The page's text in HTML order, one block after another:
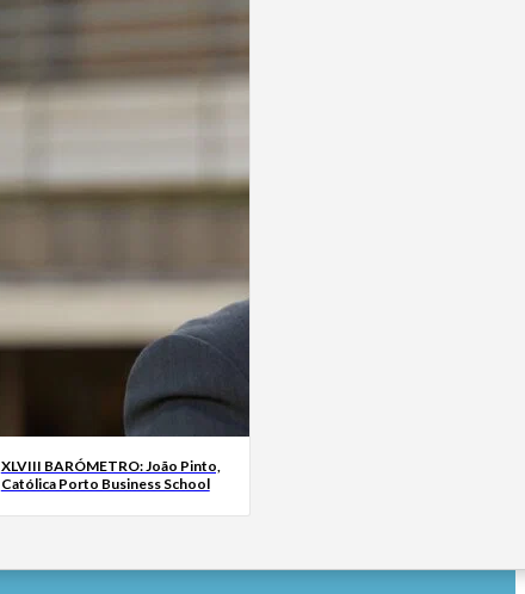
XLVIII BARÓMETRO: João Pinto,
Católica Porto Business School